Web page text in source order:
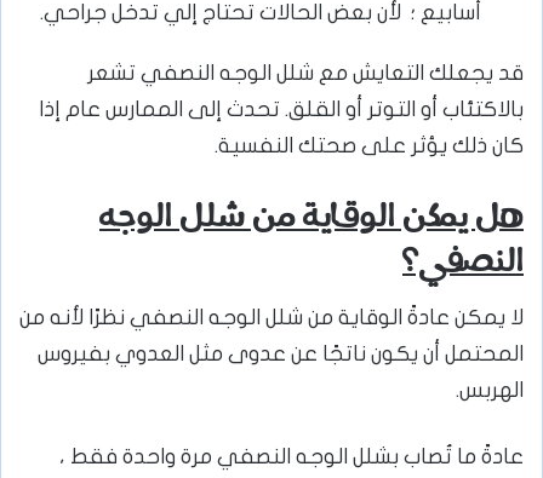
أسابيع ؛ لأن بعض الحالات تحتاج إلي تدخل جراحي.
قد يجعلك التعايش مع شلل الوجه النصفي تشعر
بالاكتئاب أو التوتر أو القلق. تحدث إلى الممارس عام إذا
كان ذلك يؤثر على صحتك النفسية.
هل يمكن الوقاية من شلل الوجه
النصفي؟
لا يمكن عادةً الوقاية من شلل الوجه النصفي نظرًا لأنه من
المحتمل أن يكون ناتجًا عن عدوى مثل العدوي بفيروس
الهربس.
عادةً ما تُصاب بشلل الوجه النصفي مرة واحدة فقط ،